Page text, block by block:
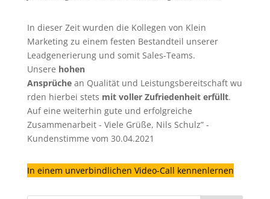
In dieser Zeit wurden die Kollegen von Klein
Marketing zu einem festen Bestandteil unserer
Leadgenerierungund somit Sales-Teams.
Unsere hohen
Ansprüchean Qualität und Leistungsbereitschaft wu
rden hierbei stets mit voller Zufriedenheit erfüllt.
Auf eine weiterhin gute und erfolgreiche
Zusammenarbeit - Viele Grüße, Nils Schulz” -
Kundenstimme vom 30.04.2021
In einem unverbindlichen Video-Call kennenlernen